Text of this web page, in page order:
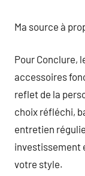
Ma source à
Pour Conclure,
accessoires
reflet de la
choix réfléchi,
entretien
investissement
votre style.